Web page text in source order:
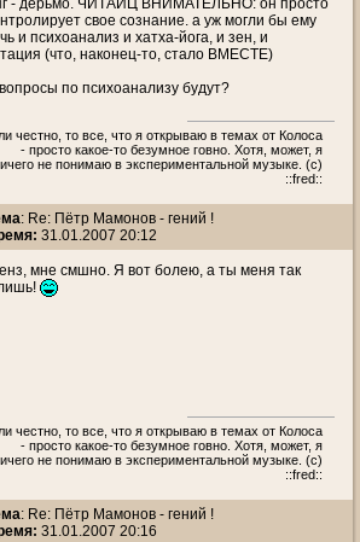
- дерьмо. ЧИТАЙЦ ВНИМАТЕЛЬНО: он просто
свое сознание. а уж могли бы ему
и психоанализ и хатха-йога, и зен, и
(что, наконец-то, стало ВМЕСТЕ)
по психоанализу будут?
честно, то все, что я открываю в темах от Колоса
- просто какое-то безумное говно. Хотя, может, я
не понимаю в экспериментальной музыке. (c)
::fred::
: Re: Пётр Мамонов - гений !
31.01.2007 20:12
мне смшно. Я вот болею, а ты меня так
честно, то все, что я открываю в темах от Колоса
- просто какое-то безумное говно. Хотя, может, я
не понимаю в экспериментальной музыке. (c)
::fred::
: Re: Пётр Мамонов - гений !
31.01.2007 20:16